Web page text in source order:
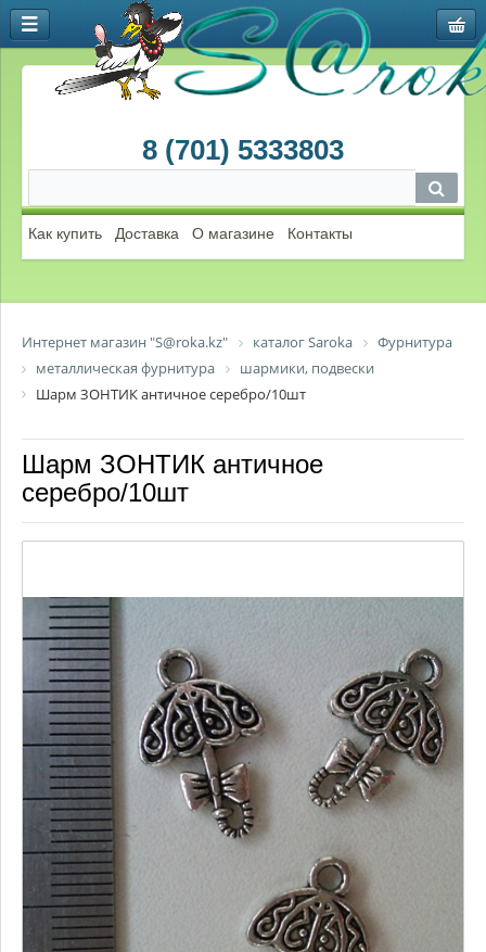
8 (701) 5333803
Как купить Доставка О магазине Контакты
Интернет магазин "S@roka.kz" каталог Saroka
Фурнитура
металлическая фурнитура
шармики, подвески
Шарм ЗОНТИК античное серебро/10шт
Шарм ЗОНТИК античное
серебро/10шт